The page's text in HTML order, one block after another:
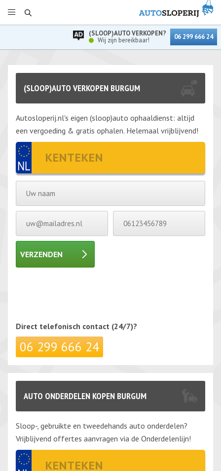
(SLOOP)AUTO VERKOPEN?
Wij zijn bereikbaar!
06 299 666 24
(SLOOP)AUTO VERKOPEN BURGUM
Autosloperij.nl's eigen (sloop)auto ophaaldienst: altijd
een vergoeding & gratis ophalen. Helemaal vrijblijvend!
VERZENDEN
Direct telefonisch contact (24/7)?
06 299 666 24
AUTO ONDERDELEN KOPEN BURGUM
Sloop-, gebruikte en tweedehands auto onderdelen?
Vrijblijvend offertes aanvragen via de Onderdelenlijn!